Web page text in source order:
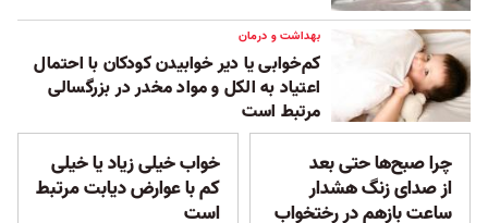
بهداشت و درمان
کم‌خوابی یا دیر خوابیدن کودکان با احتمال
اعتیاد به الکل و مواد مخدر در بزرگسالی
مرتبط است
چرا صبح‌ها حتی بعد
از صدای زنگ هشدار
ساعت بازهم در رختخواب
خواب خیلی زیاد یا خیلی
کم با عوارض دیابت مرتبط
است